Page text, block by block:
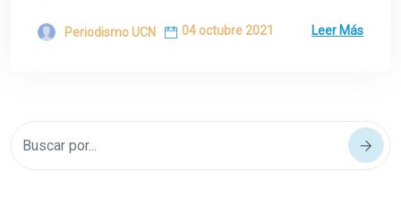
Periodismo UCN 04 octubre 2021 Leer Más